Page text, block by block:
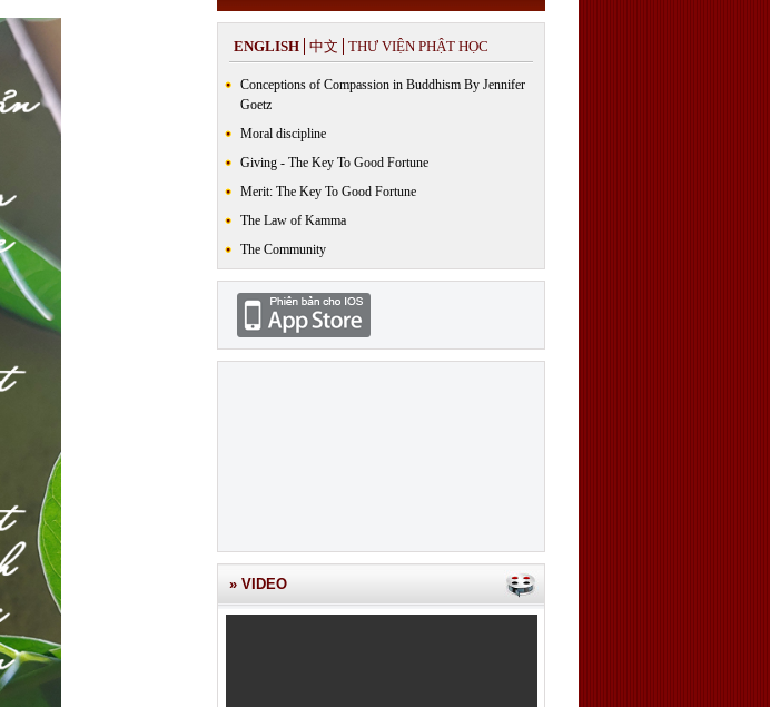
ENGLISH 中文 THƯ VIỆN PHẬT HỌC
Conceptions of Compassion in Buddhism By Jennifer
Goetz
Moral discipline
Giving - The Key To Good Fortune
Merit: The Key To Good Fortune
The Law of Kamma
The Community
» VIDEO